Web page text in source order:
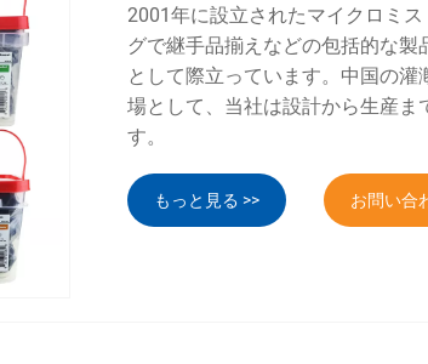
2001年に設立されたマイクロミ
グで継手品揃えなどの包括的な
として際立っています。中国の
場として、当社は設計から生産ま
す。
もっと見る >> お問い合